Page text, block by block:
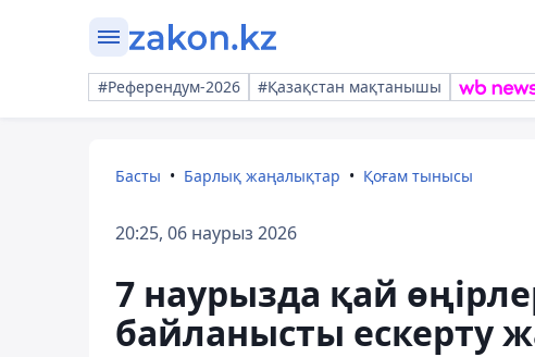
#Референдум-2026 #Қазақстан мақтанышы
Басты Барлық жаңалықтар Қоғам тынысы
20:25, 06 наурыз 2026
7 наурызда қай
байланысты ескерту